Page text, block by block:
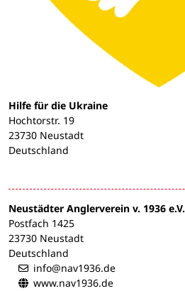
Hilfe für die Ukraine
Hochtorstr. 19
23730 Neustadt
Deutschland
Neustädter Anglerverein v. 1936 e.V.
Postfach 1425
23730 Neustadt
Deutschland
info@nav1936.de
www.nav1936.de